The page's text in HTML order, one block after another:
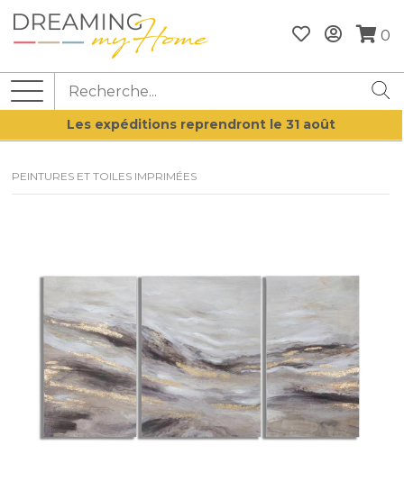
0
Les expéditions reprendront le 31 août
PEINTURES ET TOILES IMPRIMÉES